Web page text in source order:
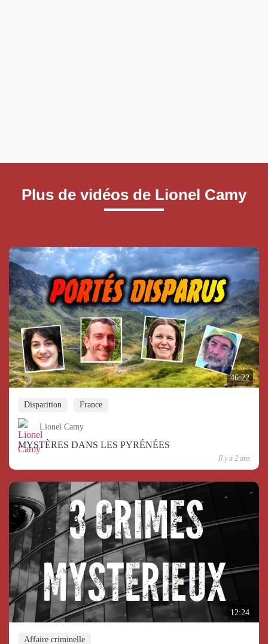
Plus de vidéos de Lionel Camy
46:22
Disparition France
Lionel Camy
MYSTÈRES DANS LES PYRÉNÉES
Il y a 2 ans
12:24
Affaire criminelle